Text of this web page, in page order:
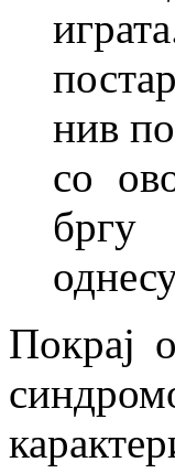
нив
со
бргу
Покрај